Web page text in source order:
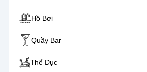
Hồ Bơi
Quầy Bar
Thể Dục